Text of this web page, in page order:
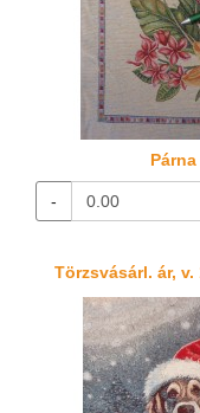
-
Törzsvásárl. ár,